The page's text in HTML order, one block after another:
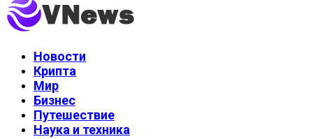
Новости
Крипта
Мир
Бизнес
Путешествие
Наука и техника